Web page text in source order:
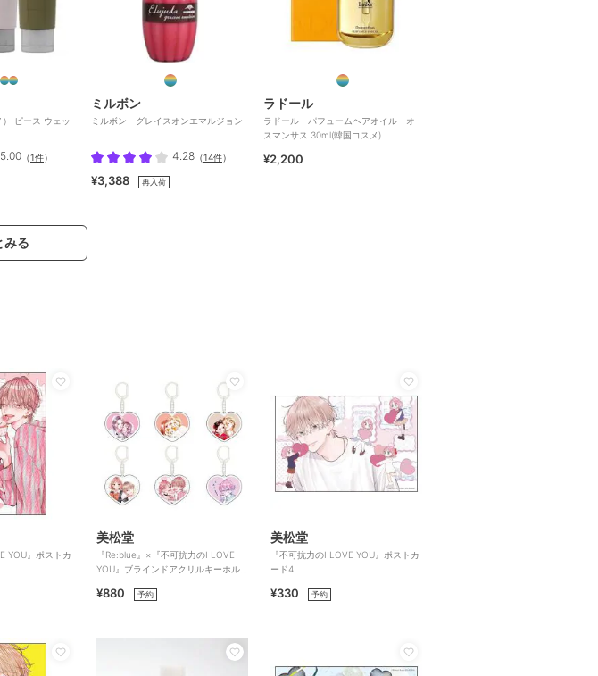
ピース ウェッ
5.00 （1件）
ミルボン
ミルボン グレイスオンエマルジョン
4.28 （14件）
¥3,388 再入荷
ラドール
ラドール パフュームヘアオイル オ
スマンサス 30ml(韓国コスメ)
¥2,200
みる
YOU』ポストカ
美松堂
『Re:blue』×『不可抗力のI LOVE
YOU』ブラインドアクリルキーホル
¥880 予約
美松堂
『不可抗力のI LOVE YOU』ポストカ
ード4
¥330 予約